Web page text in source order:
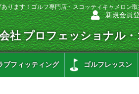
ります！ゴルフ専門店・スコッティキャメロン
新規会員
社 プロフェッショナル
ブフィッティング ゴルフレッスン